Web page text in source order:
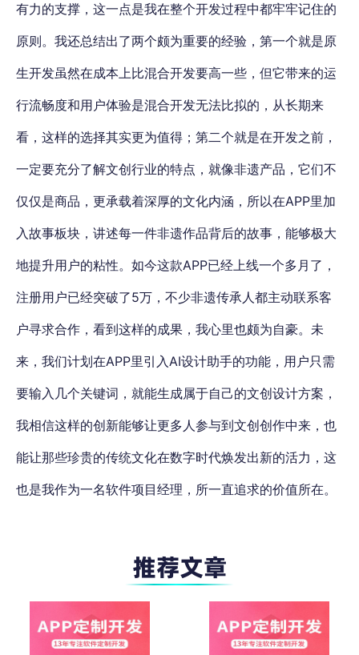
有力的支撑，这一点是我在整个开发过程中都牢牢记住的
原则。我还总结出了两个颇为重要的经验，第一个就是原
生开发虽然在成本上比混合开发要高一些，但它带来的运
行流畅度和用户体验是混合开发无法比拟的，从长期来
看，这样的选择其实更为值得；第二个就是在开发之前，
一定要充分了解文创行业的特点，就像非遗产品，它们不
仅仅是商品，更承载着深厚的文化内涵，所以在APP里加
入故事板块，讲述每一件非遗作品背后的故事，能够极大
地提升用户的粘性。如今这款APP已经上线一个多月了，
注册用户已经突破了5万，不少非遗传承人都主动联系客
户寻求合作，看到这样的成果，我心里也颇为自豪。未
来，我们计划在APP里引入AI设计助手的功能，用户只需
要输入几个关键词，就能生成属于自己的文创设计方案，
我相信这样的创新能够让更多人参与到文创创作中来，也
能让那些珍贵的传统文化在数字时代焕发出新的活力，这
也是我作为一名软件项目经理，所一直追求的价值所在。